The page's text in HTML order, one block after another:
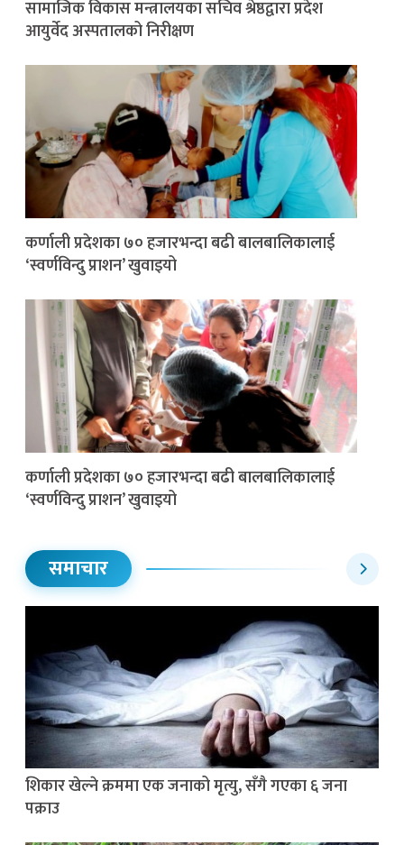
सामाजिक विकास मन्त्रालयका सचिव श्रेष्ठद्वारा प्रदेश
आयुर्वेद अस्पतालको निरीक्षण
कर्णाली प्रदेशका ७० हजारभन्दा बढी बालबालिकालाई
‘स्वर्णविन्दु प्राशन’ खुवाइयो
कर्णाली प्रदेशका ७० हजारभन्दा बढी बालबालिकालाई
‘स्वर्णविन्दु प्राशन’ खुवाइयो
समाचार
शिकार खेल्ने क्रममा एक जनाको मृत्यु, सँगै गएका ६ जना
पक्राउ